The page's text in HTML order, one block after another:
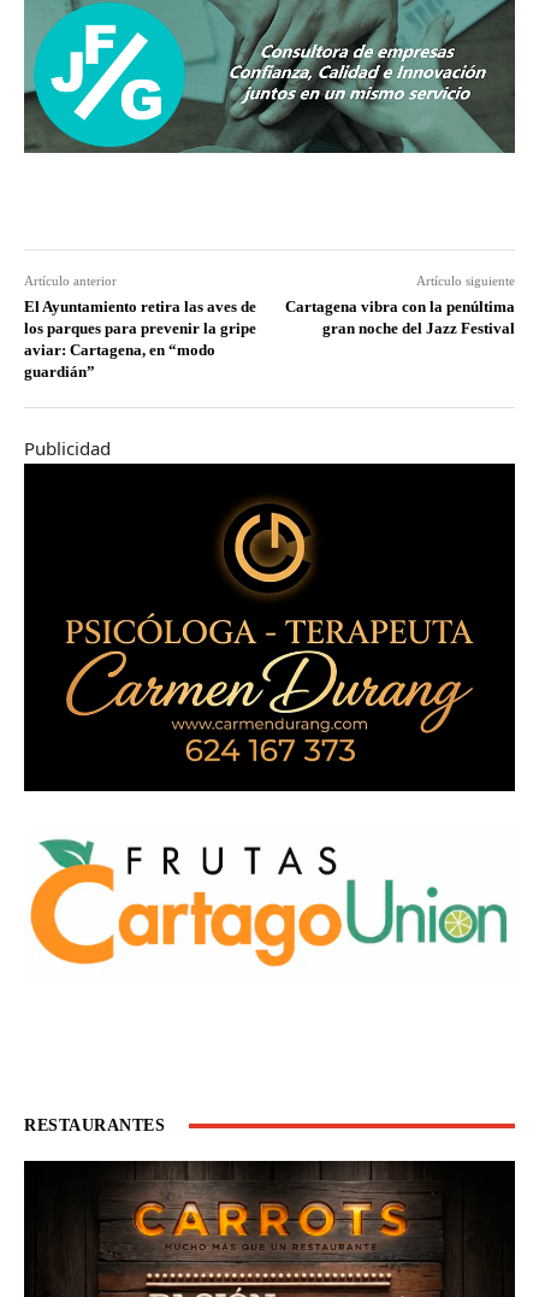
Artículo anterior
El Ayuntamiento retira las aves de
los parques para prevenir la gripe
aviar: Cartagena, en “modo
guardián”
Artículo siguiente
Cartagena vibra con la penúltima
gran noche del Jazz Festival
Publicidad
RESTAURANTES